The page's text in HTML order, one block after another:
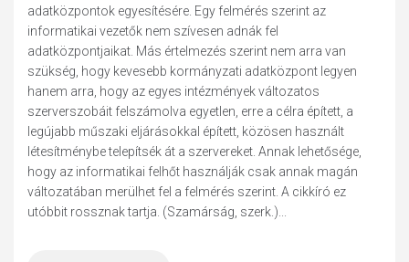
adatközpontok egyesítésére. Egy felmérés szerint az
informatikai vezetők nem szívesen adnák fel
adatközpontjaikat. Más értelmezés szerint nem arra van
szükség, hogy kevesebb kormányzati adatközpont legyen
hanem arra, hogy az egyes intézmények változatos
szerverszobáit felszámolva egyetlen, erre a célra épített, a
legújabb műszaki eljárásokkal épített, közösen használt
létesítménybe telepítsék át a szervereket. Annak lehetősége,
hogy az informatikai felhőt használják csak annak magán
változatában merülhet fel a felmérés szerint. A cikkíró ez
utóbbit rossznak tartja. (Szamárság, szerk.)...